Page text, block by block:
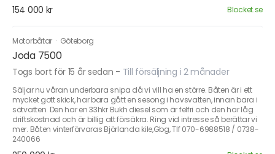
154 000 kr Blocket.se
Motorbåtar · Göteborg
Joda 7500
Togs bort för 15 år sedan - Till försäljning i 2 månader
Säljar nu våran underbara snipa då vi vill ha en större. Båten är i ett
mycket gott skick, har bara gått en sesong i havsvatten, innan bara i
sötvatten. Den har en 33hkr Bukh diesel som är felfri och den har låg
driftskostnad och är billig att försäkra. Ring vid intresse så berättar vi
mer. Båten vinterförvaras Björlanda kile,Gbg, Tlf 070-6988518 / 0738-
240066